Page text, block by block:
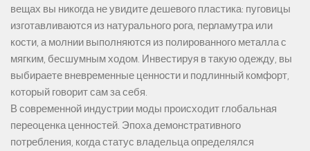
вещах вы никогда не увидите дешевого пластика: пуговицы
изготавливаются из натурального рога, перламутра или
кости, а молнии выполняются из полированного металла с
мягким, бесшумным ходом. Инвестируя в такую одежду, вы
выбираете вневременные ценности и подлинный комфорт,
который говорит сам за себя.
В современной индустрии моды происходит глобальная
переоценка ценностей. Эпоха демонстративного
потребления, когда статус владельца определялся